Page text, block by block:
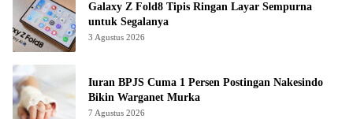
Galaxy Z Fold8 Tipis Ringan Layar Sempurna
untuk Segalanya
3 Agustus 2026
Iuran BPJS Cuma 1 Persen Postingan Nakesindo
Bikin Warganet Murka
7 Agustus 2026